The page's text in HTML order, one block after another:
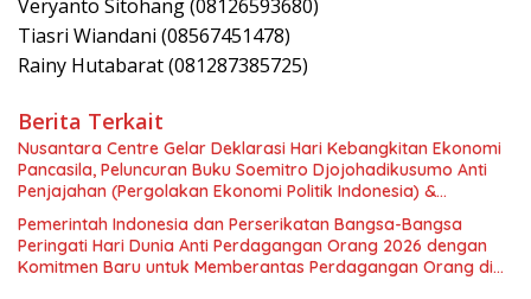
Veryanto Sitohang (08126593680)
Tiasri Wiandani (08567451478)
Rainy Hutabarat (081287385725)
Berita Terkait
Nusantara Centre Gelar Deklarasi Hari Kebangkitan Ekonomi
Pancasila, Peluncuran Buku Soemitro Djojohadikusumo Anti
Penjajahan (Pergolakan Ekonomi Politik Indonesia) &
Simposium Nasional “Urgensi Undang-Undang Perekonomian
Nasional dan Kesejahteraan Sosial dalam Menata Bangsa
Menuju Indonesia Emas 2045”,
Pemerintah Indonesia dan Perserikatan Bangsa-Bangsa
Peringati Hari Dunia Anti Perdagangan Orang 2026 dengan
Komitmen Baru untuk Memberantas Perdagangan Orang di